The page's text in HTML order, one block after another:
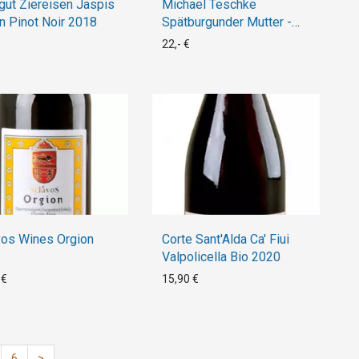
Ziereisen Jaspis
Pinot Noir 2018
Michael Teschke
Spätburgunder Mutter -
Naive Weine- 2016
22,- €
Wines Orgion
Corte Sant'Alda Ca' Fiui
Valpolicella Bio 2020
15,90 €